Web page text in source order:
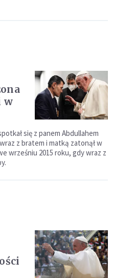
w
się z panem Abdullahem
z bratem i matką zatonął w
wrześniu 2015 roku, gdy wraz z